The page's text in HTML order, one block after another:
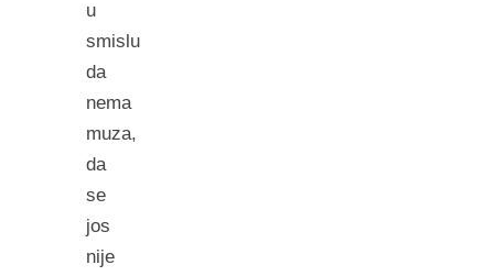
u
smislu
da
nema
muza,
da
se
jos
nije